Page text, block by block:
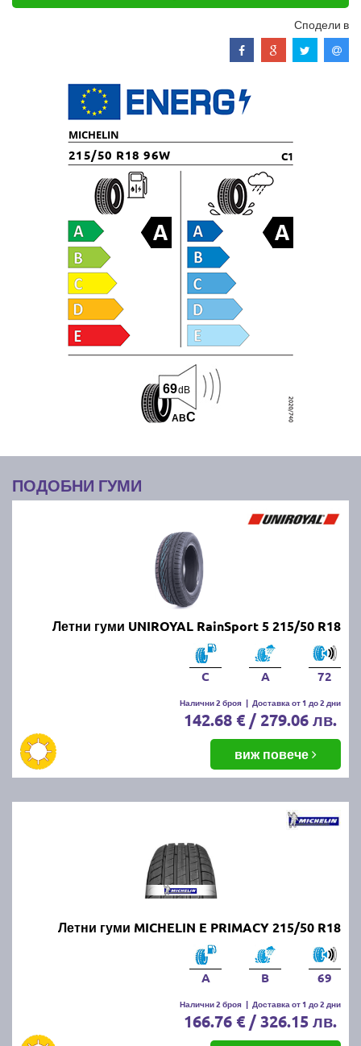
Сподели в
MICHELIN
215/50 R18 96W C1
ABC
69dB
ПОДОБНИ ГУМИ
Летни гуми UNIROYAL RainSport 5 215/50 R18
C A 72
Налични 2 броя | Доставка от 1 до 2 дни
142.68 € / 279.06 лв.
виж повече
Летни гуми MICHELIN E PRIMACY 215/50 R18
A B 69
Налични 2 броя | Доставка от 1 до 2 дни
166.76 € / 326.15 лв.